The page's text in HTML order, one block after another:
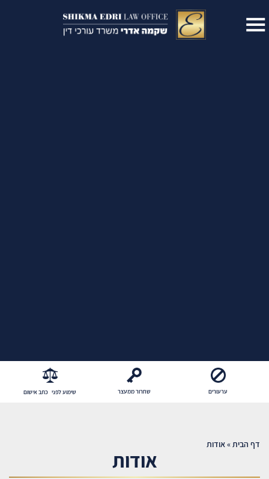
ערעורים שחרור ממעצר שימוע לפני כתב אישום
דף הבית»אודות
אודות